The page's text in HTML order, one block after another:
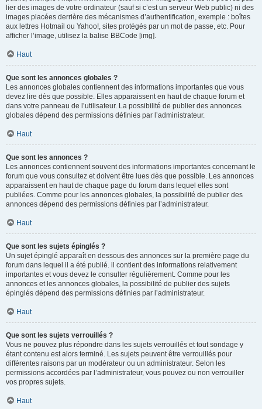
lier des images de votre ordinateur (sauf si c’est un serveur Web public) ni des
images placées derrière des mécanismes d’authentification, exemple : boîtes
aux lettres Hotmail ou Yahoo!, sites protégés par un mot de passe, etc. Pour
afficher l’image, utilisez la balise BBCode [img].
Haut
Que sont les annonces globales ?
Les annonces globales contiennent des informations importantes que vous
devez lire dès que possible. Elles apparaissent en haut de chaque forum et
dans votre panneau de l’utilisateur. La possibilité de publier des annonces
globales dépend des permissions définies par l’administrateur.
Haut
Que sont les annonces ?
Les annonces contiennent souvent des informations importantes concernant le
forum que vous consultez et doivent être lues dès que possible. Les annonces
apparaissent en haut de chaque page du forum dans lequel elles sont
publiées. Comme pour les annonces globales, la possibilité de publier des
annonces dépend des permissions définies par l’administrateur.
Haut
Que sont les sujets épinglés ?
Un sujet épinglé apparaît en dessous des annonces sur la première page du
forum dans lequel il a été publié. il contient des informations relativement
importantes et vous devez le consulter régulièrement. Comme pour les
annonces et les annonces globales, la possibilité de publier des sujets
épinglés dépend des permissions définies par l’administrateur.
Haut
Que sont les sujets verrouillés ?
Vous ne pouvez plus répondre dans les sujets verrouillés et tout sondage y
étant contenu est alors terminé. Les sujets peuvent être verrouillés pour
différentes raisons par un modérateur ou un administrateur. Selon les
permissions accordées par l’administrateur, vous pouvez ou non verrouiller
vos propres sujets.
Haut